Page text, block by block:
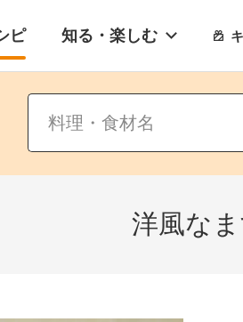
ピ 知る・楽しむ
洋風な